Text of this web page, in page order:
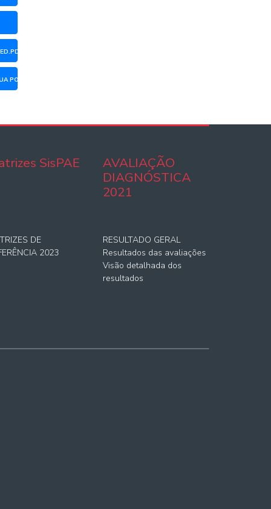
PORTUGUESA - ENSINO MÉDIO_COMPRESSED.PDF
SisPAE
AVALIAÇÃO
DIAGNÓSTICA
2021
DE
2023
RESULTADO GERAL
Resultados das avaliações
Visão detalhada dos
resultados